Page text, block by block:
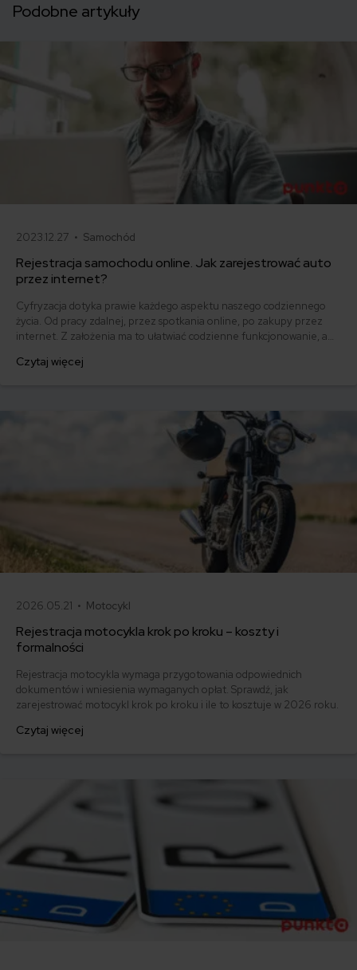
Podobne artykuły
2023.12.27 • Samochód
Rejestracja samochodu online. Jak zarejestrować auto
przez internet?
Cyfryzacja dotyka prawie każdego aspektu naszego codziennego
życia. Od pracy zdalnej, przez spotkania online, po zakupy przez
internet. Z założenia ma to ułatwiać codzienne funkcjonowanie, a
rozpoczęła się także cyfryzacja formalności i składania dokumentacji
Czytaj więcej
2026.05.21 • Motocykl
Rejestracja motocykla krok po kroku – koszty i
formalności
Rejestracja motocykla wymaga przygotowania odpowiednich
dokumentów i wniesienia wymaganych opłat. Sprawdź, jak
zarejestrować motocykl krok po kroku i ile to kosztuje w 2026 roku.
Czytaj więcej